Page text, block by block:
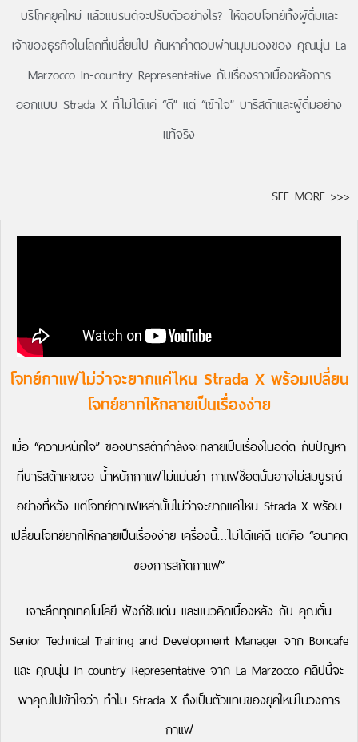
บริโภคยุคใหม่ แล้วแบรนด์จะปรับตัวอย่างไร? ให้ตอบโจทย์ทั้งผู้ดื่มและ
เจ้าของธุรกิจในโลกที่เปลี่ยนไป ค้นหาคำตอบผ่านมุมมองของ คุณนุ่น La
Marzocco In-country Representative กับเรื่องราวเบื้องหลังการ
ออกแบบ Strada X ที่ไม่ได้แค่ “ดี” แต่ “เข้าใจ” บาริสต้าและผู้ดื่มอย่าง
แท้จริง
SEE MORE >>>
โจทย์กาแฟไม่ว่าจะยากแค่ไหน Strada X พร้อมเปลี่ยน
โจทย์ยากให้กลายเป็นเรื่องง่าย
เมื่อ “ความหนักใจ” ของบาริสต้ากำลังจะกลายเป็นเรื่องในอดีต กับปัญหา
ที่บาริสต้าเคยเจอ น้ำหนักกาแฟไม่แม่นยำ กาแฟช็อตนั้นอาจไม่สมบูรณ์
อย่างที่หวัง แต่โจทย์กาแฟเหล่านั้นไม่ว่าจะยากแค่ไหน Strada X พร้อม
เปลี่ยนโจทย์ยากให้กลายเป็นเรื่องง่าย เครื่องนี้…ไม่ได้แค่ดี แต่คือ “อนาคต
ของการสกัดกาแฟ”
เจาะลึกทุกเทคโนโลยี ฟังก์ชันเด่น และแนวคิดเบื้องหลัง กับ คุณตั๋น
Senior Technical Training and Development Manager จาก Boncafe
และ คุณนุ่น In-country Representative จาก La Marzocco คลิปนี้จะ
พาคุณไปเข้าใจว่า ทำไม Strada X ถึงเป็นตัวแทนของยุคใหม่ในวงการ
กาแฟ